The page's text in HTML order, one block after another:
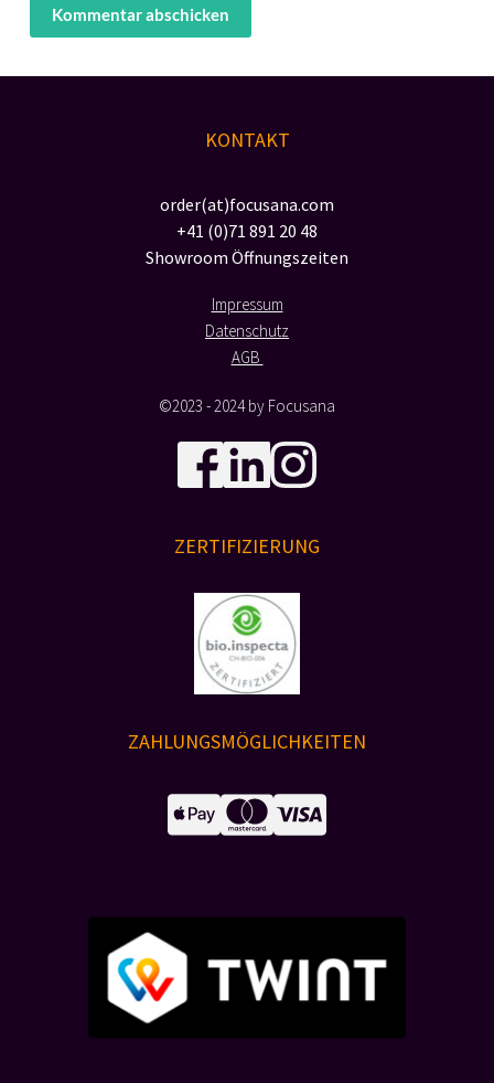
Kommentar abschicken
KONTAKT
order(at)focusana.com
+41 (0)71 891 20 48
Showroom Öffnungszeiten
Impressum
Datenschutz
AGB
©2023 - 2024 by Focusana
ZERTIFIZIERUNG
ZAHLUNGSMÖGLICHKEITEN